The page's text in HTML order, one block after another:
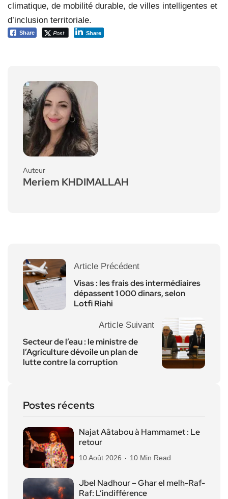
climatique, de mobilité durable, de villes intelligentes et
d’inclusion territoriale.
Share Post Share
Auteur
Meriem KHDIMALLAH
Article Précédent
Visas : les frais des intermédiaires
dépassent 1 000 dinars, selon
Lotfi Riahi
Article Suivant
Secteur de l’eau : le ministre de
l’Agriculture dévoile un plan de
lutte contre la corruption
Postes récents
Najat Aâtabou à Hammamet : Le
retour
10 Août 2026 10 Min Read
Jbel Nadhour – Ghar el melh-Raf-
Raf: L’indifférence